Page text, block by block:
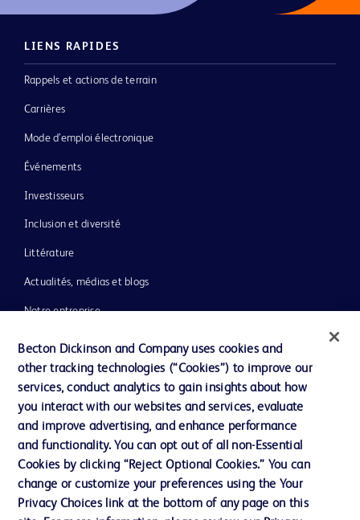
LIENS RAPIDES
Rappels et actions de terrain
Carrières
Mode d’emploi électronique
Événements
Investisseurs
Inclusion et diversité
Littérature
Actualités, médias et blogs
Notre entreprise
Assistance
Nous contacter
Préférences en matière de cookies
Confidentialité
Becton Dickinson and Company uses cookies and
other tracking technologies (“Cookies”) to improve our
services, conduct analytics to gain insights about how
you interact with our websites and services, evaluate
and improve advertising, and enhance performance
and functionality. You can opt out of all non-Essential
Cookies by clicking “Reject Optional Cookies.” You can
change or customize your preferences using the Your
Privacy Choices link at the bottom of any page on this